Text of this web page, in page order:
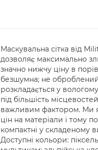
Маскувальна сітка від
дозволяє максимально
значно нижчу ціну в
безшумна; не оброблений
розкладається у
під більшість
важливим фактором. Ми
цін на матеріали і тому
компактні у складеному
Доступні кольори: